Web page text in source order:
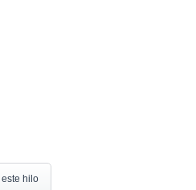
hilo